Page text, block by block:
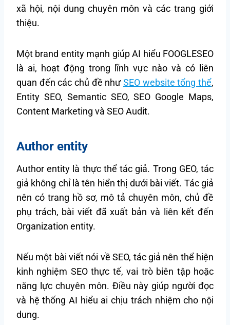
xã hội, nội dung chuyên môn và các trang giới
thiệu.
Một brand entity mạnh giúp AI hiểu FOOGLESEO
là ai, hoạt động trong lĩnh vực nào và có liên
quan đến các chủ đề nhưSEO website tổng thể,
Entity SEO, Semantic SEO, SEO Google Maps,
Content Marketing và SEO Audit.
Author entity
Author entity là thực thể tác giả. Trong GEO, tác
giả không chỉ là tên hiển thị dưới bài viết. Tác giả
nên có trang hồ sơ, mô tả chuyên môn, chủ đề
phụ trách, bài viết đã xuất bản và liên kết đến
Organization entity.
Nếu một bài viết nói về SEO, tác giả nên thể hiện
kinh nghiệm SEO thực tế, vai trò biên tập hoặc
năng lực chuyên môn. Điều này giúp người đọc
và hệ thống AI hiểu ai chịu trách nhiệm cho nội
dung.